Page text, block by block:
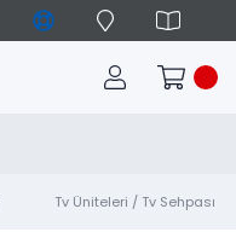
Tv Üniteleri / Tv Sehpası